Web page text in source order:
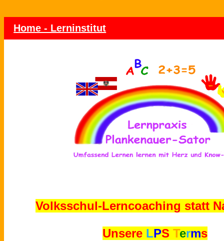
Home - Lerninstitut
Volksschul-Lerncoaching statt
Unsere LPS Terms